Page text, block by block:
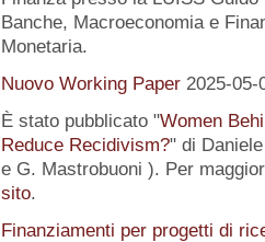
Banche, Macroeconomia e
Monetaria.
Nuovo Working Paper 2025-05-
È stato pubblicato "Women
Reduce Recidivism?" di
e G. Mastrobuoni ). Per
sito.
Finanziamenti per progetti di